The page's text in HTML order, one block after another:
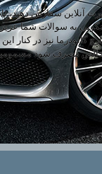
آنلاین سفارش
به سوالات شما
گانودرما نیز در
خالص مصرف شود